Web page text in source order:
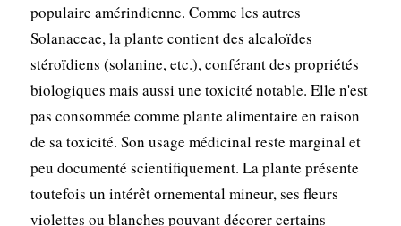
populaire amérindienne. Comme les autres
Solanaceae, la plante contient des alcaloïdes
stéroïdiens (solanine, etc.), conférant des propriétés
biologiques mais aussi une toxicité notable. Elle n'est
pas consommée comme plante alimentaire en raison
de sa toxicité. Son usage médicinal reste marginal et
peu documenté scientifiquement. La plante présente
toutefois un intérêt ornemental mineur, ses fleurs
violettes ou blanches pouvant décorer certains